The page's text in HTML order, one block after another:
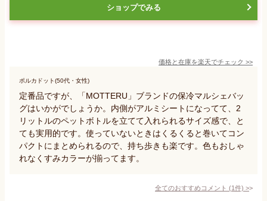
ショップでみる
価格と在庫を楽天でチェック >>
ポルカドット(50代・女性)
定番品ですが、「MOTTERU」ブランドの保冷マルシェバッ
グはいかがでしょうか。内側がアルミシートになってて、2
リットルのペットボトルを立てて入れられるサイズ感で、と
ても実用的です。使っていないときはくるくると巻いてコン
パクトにまとめられるので、持ち歩きも楽です。色もおしゃ
れなくすみカラーが揃ってます。
全てのおすすめコメント (1件) >